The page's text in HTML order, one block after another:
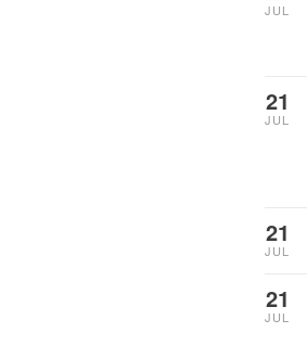
JUL
21
JUL
21
JUL
21
JUL